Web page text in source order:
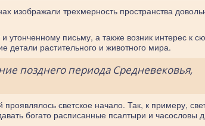
изображали трехмерность пространства
утонченному письму, а также возник интерес к
растительного и животного мира.
позднего периода Средневековья,
проявлялось светское начало. Так, к примеру,
богато расписанные псалтыри и часословы